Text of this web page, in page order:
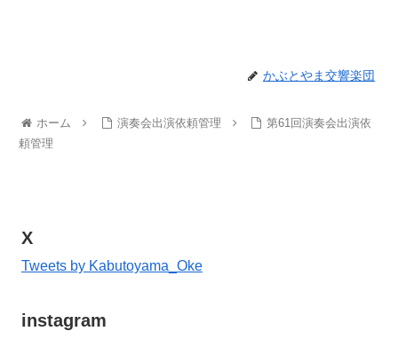
かぶとやま交響楽団
ホーム 演奏会出演依頼管理
第61回演奏会出演依
頼管理
X
Tweets by Kabutoyama_Oke
instagram